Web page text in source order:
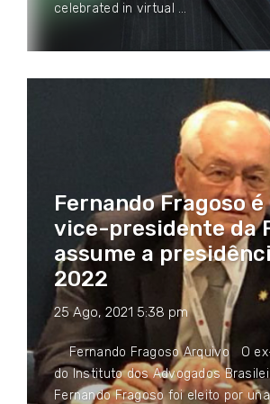
celebrated in virtual …
Fernando Fragoso
vice-presidente da
assume a
2022
25 Ago, 2021 5:38 pm
Fernando Fragoso Arquivo O
do Instituto dos Advogados
Fernando Fragoso foi eleito por